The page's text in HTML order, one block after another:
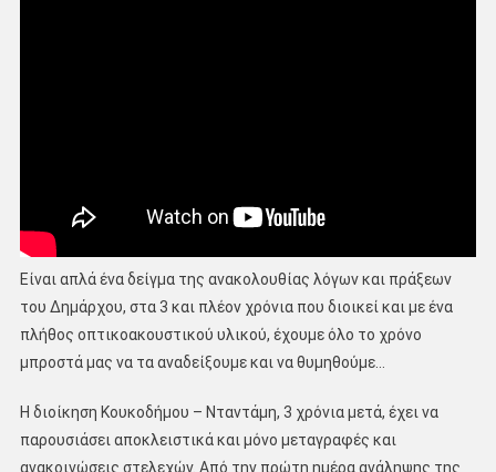
Είναι απλά ένα δείγμα της ανακολουθίας λόγων και πράξεων
του Δημάρχου, στα 3 και πλέον χρόνια που διοικεί και με ένα
πλήθος οπτικοακουστικού υλικού, έχουμε όλο το χρόνο
μπροστά μας να τα αναδείξουμε και να θυμηθούμε…
Η διοίκηση Κουκοδήμου – Νταντάμη, 3 χρόνια μετά, έχει να
παρουσιάσει αποκλειστικά και μόνο μεταγραφές και
ανακοινώσεις στελεχών. Από την πρώτη ημέρα ανάληψης της